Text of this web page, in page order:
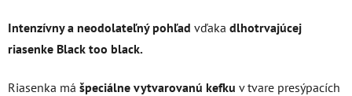
Intenzívny a neodolateľný pohľad vďaka dlhotrvajúcej
riasenke Black too black.
Riasenka má špeciálne vytvarovanú kefku v tvare presýpacích